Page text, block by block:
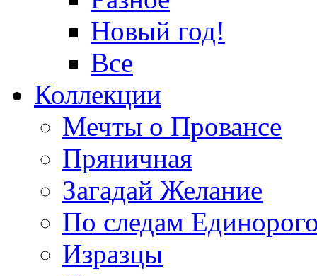
Новый год!
Все
Коллекции
Мечты о Провансе
Пряничная
Загадай Желание
По следам
Изразцы